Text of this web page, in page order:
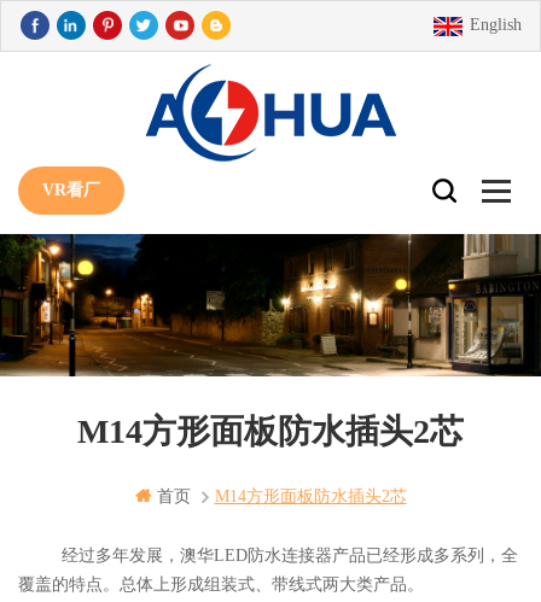
English
VR看厂
M14方形面板防水插头2芯
首页 M14方形面板防水插头2芯
经过多年发展，澳华LED防水连接器产品已经形成多系列，全
覆盖的特点。总体上形成组装式、带线式两大类产品。